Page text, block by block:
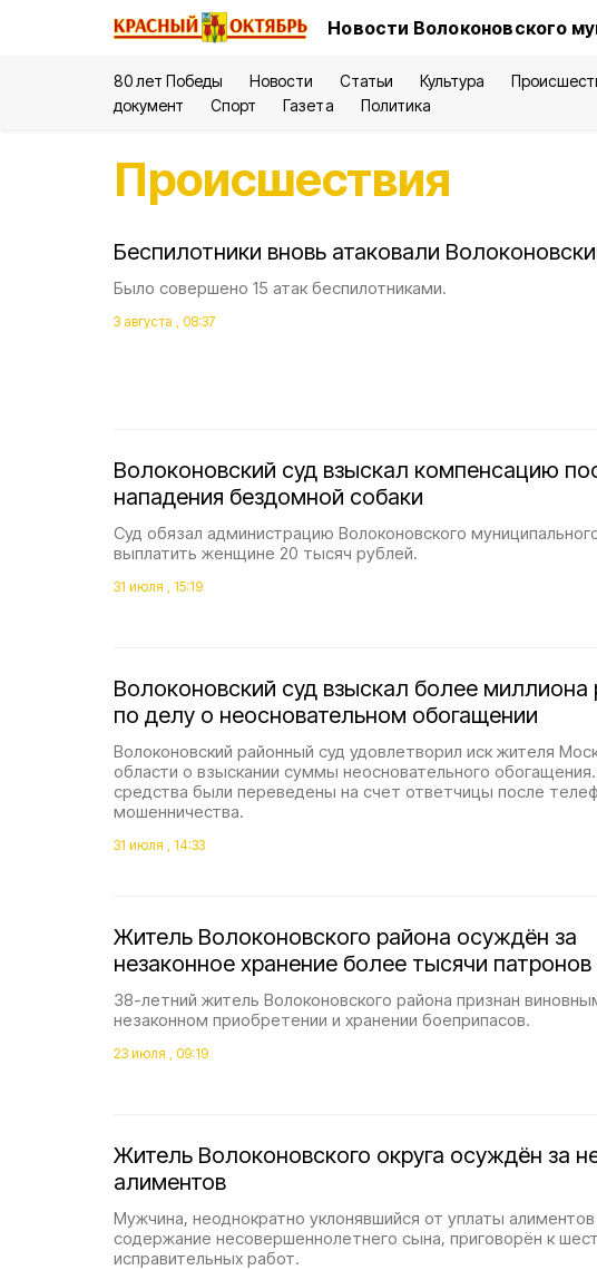
Новости Волоконовского
80 лет Победы Новости Статьи Культура
документ
Спорт Газета Политика
Происшествия
Беспилотники вновь атаковали
Было совершено 15 атак беспилотниками.
3 августа , 08:37
Волоконовский суд взыскал компенсацию
нападения бездомной собаки
Суд обязал администрацию Волоконовского
выплатить женщине 20 тысяч рублей.
31 июля , 15:19
Волоконовский суд взыскал более миллиона
по делу о неосновательном обогащении
Волоконовский районный суд удовлетворил иск жителя
области о взыскании суммы неосновательного
средства были переведены на счет ответчицы после
мошенничества.
31 июля , 14:33
Житель Волоконовского района осуждён за
незаконное хранение более тысячи патронов
38-летний житель Волоконовского района признан
незаконном приобретении и хранении боеприпасов.
23 июля , 09:19
Житель Волоконовского округа осуждён за
алиментов
Мужчина, неоднократно уклонявшийся от уплаты алиментов
содержание несовершеннолетнего сына, приговорён к
исправительных работ.